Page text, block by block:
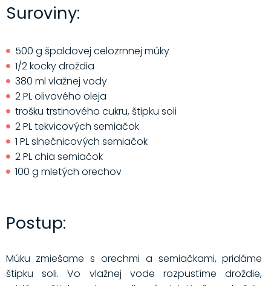
Suroviny:
500 g špaldovej celozrnnej múky
1/2 kocky droždia
380 ml vlažnej vody
2 PL olivového oleja
trošku trstinového cukru, štipku soli
2 PL tekvicových semiačok
1 PL slnečnicových semiačok
2 PL chia semiačok
100 g mletých orechov
Postup:
Múku zmiešame s orechmi a semiačkami, pridáme
štipku soli. Vo vlažnej vode rozpustíme droždie,